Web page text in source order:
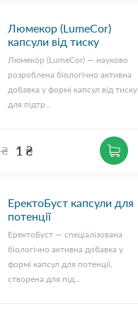
Люмекор (LumeCor)
капсули від тиску
Люмекор (LumeCor) — науково
розроблена біологічно активна
добавка у формі капсул від тиску
для підтр...
1 ₴
ЕректоБуст капсули для
потенції
ЕректоБуст — спеціалізована
біологічно активна добавка у
формі капсул для потенції,
створена для під...